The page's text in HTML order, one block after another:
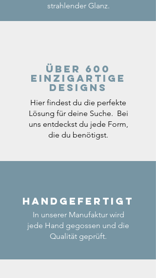
strahlender Glanz.
Über 600
einzigartige
Designs
Hier findest du die perfekte
Lösung für deine Suche. Bei
uns entdeckst du jede Form,
die du benötigst.
Handgefertigt
In unserer Manufaktur wird
jede Hand gegossen und die
Qualität geprüft.